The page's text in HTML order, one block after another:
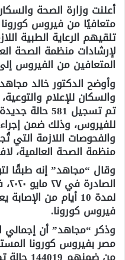
متعافيًا من فيروس
تلقيهم الرعاية الطبية
لإرشادات منظمة الصحة
المتعافين من الفيروس إلى 144019 حالة حتى
وأوضح الدكتور خالد
والسكان للإعلام
تم تسجيل 581
للفيروس، وذلك ضمن
والفحوصات اللازمة التي
منظمة الصحة العالمية، لافتًا إلى
وقال “مجاهد” إنه طبقًا
لمدة 10 أيام من
فيروس كورونا.
وذكر “مجاهد” أن